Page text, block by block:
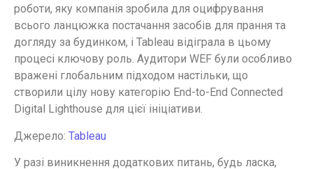
роботи, яку компанія зробила для оцифрування
всього ланцюжка постачання засобів для прання та
догляду за будинком, і Tableau відіграла в цьому
процесі ключову роль. Аудитори WEF були особливо
вражені глобальним підходом настільки, що
створили цілу нову категорію End-to-End Connected
Digital Lighthouse для цієї ініціативи.
Джерело: Tableau
У разі виникнення додаткових питань, будь ласка,